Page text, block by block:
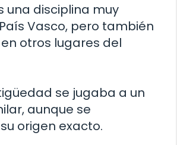
una disciplina muy
Vasco, pero también
otros lugares del
se jugaba a un
aunque se
origen exacto.